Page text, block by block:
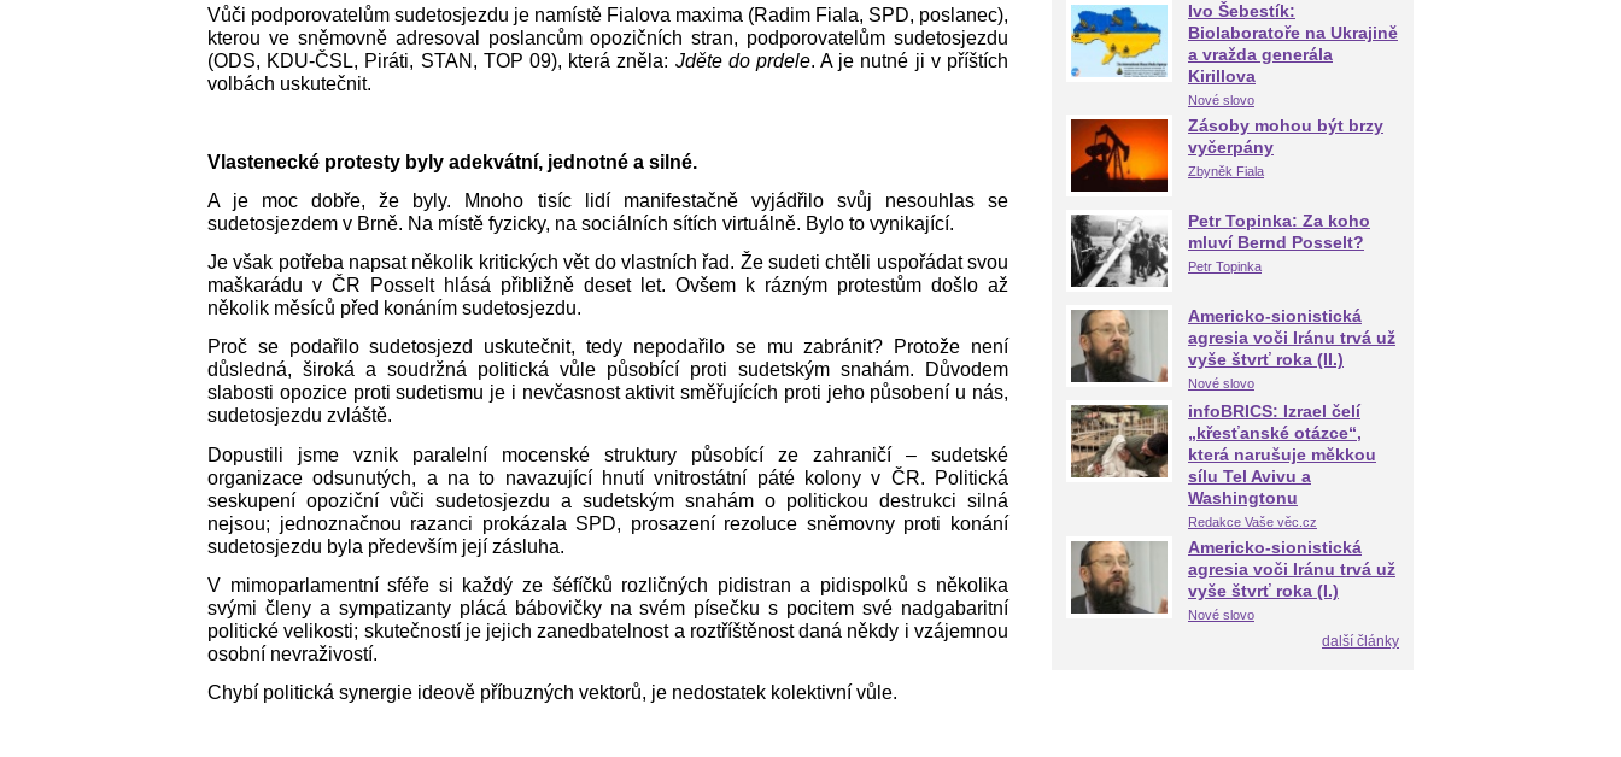
Vůči podporovatelům sudetosjezdu je namístě Fialova maxima (Radim Fiala, SPD, poslanec),
kterou ve sněmovně adresoval poslancům opozičních stran, podporovatelům sudetosjezdu
(ODS, KDU-ČSL, Piráti, STAN, TOP 09), která zněla: Jděte do prdele. A je nutné ji v příštích
volbách uskutečnit.
Vlastenecké protesty byly adekvátní, jednotné a silné.
A je moc dobře, že byly. Mnoho tisíc lidí manifestačně vyjádřilo svůj nesouhlas se
sudetosjezdem v Brně. Na místě fyzicky, na sociálních sítích virtuálně. Bylo to vynikající.
Je však potřeba napsat několik kritických vět do vlastních řad. Že sudeti chtěli uspořádat svou
maškarádu v ČR Posselt hlásá přibližně deset let. Ovšem k rázným protestům došlo až
několik měsíců před konáním sudetosjezdu.
Proč se podařilo sudetosjezd uskutečnit, tedy nepodařilo se mu zabránit? Protože není
důsledná, široká a soudržná politická vůle působící proti sudetským snahám. Důvodem
slabosti opozice proti sudetismu je i nevčasnost aktivit směřujících proti jeho působení u nás,
sudetosjezdu zvláště.
Dopustili jsme vznik paralelní mocenské struktury působící ze zahraničí – sudetské
organizace odsunutých, a na to navazující hnutí vnitrostátní páté kolony v ČR. Politická
seskupení opoziční vůči sudetosjezdu a sudetským snahám o politickou destrukci silná
nejsou; jednoznačnou razanci prokázala SPD, prosazení rezoluce sněmovny proti konání
sudetosjezdu byla především její zásluha.
V mimoparlamentní sféře si každý ze šéfíčků rozličných pidistran a pidispolků s několika
svými členy a sympatizanty plácá bábovičky na svém písečku s pocitem své nadgabaritní
politické velikosti; skutečností je jejich zanedbatelnost a roztříštěnost daná někdy i vzájemnou
osobní nevraživostí.
Chybí politická synergie ideově příbuzných vektorů, je nedostatek kolektivní vůle.
Ivo Šebestík:
Biolaboratoře na Ukrajině
a vražda generála
Kirillova
Nové slovo
Zásoby mohou být brzy
vyčerpány
Zbyněk Fiala
Petr Topinka: Za koho
mluví Bernd Posselt?
Petr Topinka
Americko-sionistická
agresia voči Iránu trvá už
vyše štvrť roka (II.)
Nové slovo
infoBRICS: Izrael čelí
„křesťanské otázce“,
která narušuje měkkou
sílu Tel Avivu a
Washingtonu
Redakce Vaše věc.cz
Americko-sionistická
agresia voči Iránu trvá už
vyše štvrť roka (I.)
Nové slovo
další články